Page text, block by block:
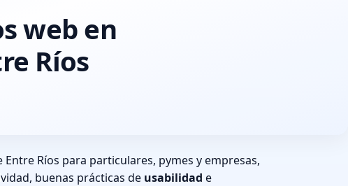
web en
Ríos
Ríos para particulares, pymes y empresas,
buenas prácticas de usabilidad e